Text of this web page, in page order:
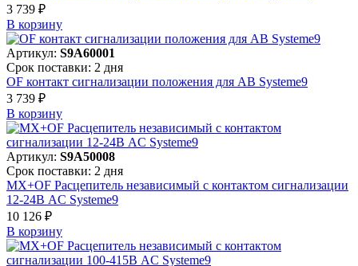
3 739 ₽
В корзинy
Артикул: S9A60001
Срок поставки: 2 дня
OF контакт сигнализации положения для АВ Systeme9
3 739 ₽
В корзинy
Артикул: S9A50008
Срок поставки: 2 дня
MX+OF Расцепитель независимый с контактом сигнализации
12-24В AC Systeme9
10 126 ₽
В корзинy